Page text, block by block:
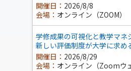
開催日： 2026/8/8
会場： オンライン（ZOOM）
学修成果の可視化と教学マネ
新しい評価制度が大学に求め
開催日： 2026/8/29
会場： オンライン（Zoomウ